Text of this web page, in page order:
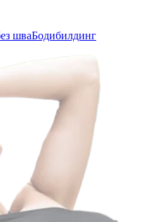
шваБодибилдинг